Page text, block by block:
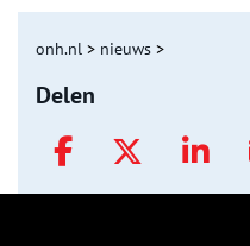
onh.nl > nieuws >
Delen